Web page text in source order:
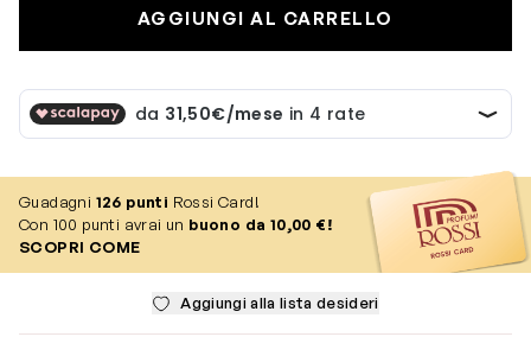
AGGIUNGI AL CARRELLO
Guadagni 126 punti Rossi Card!
Con 100 punti avrai un buono da 10,00 €!
SCOPRI COME
Aggiungi alla lista desideri